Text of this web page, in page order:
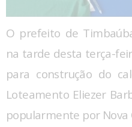
O prefeito de
na tarde desta terça-
para construção do
Loteamento Eliezer
popularmente por Nova